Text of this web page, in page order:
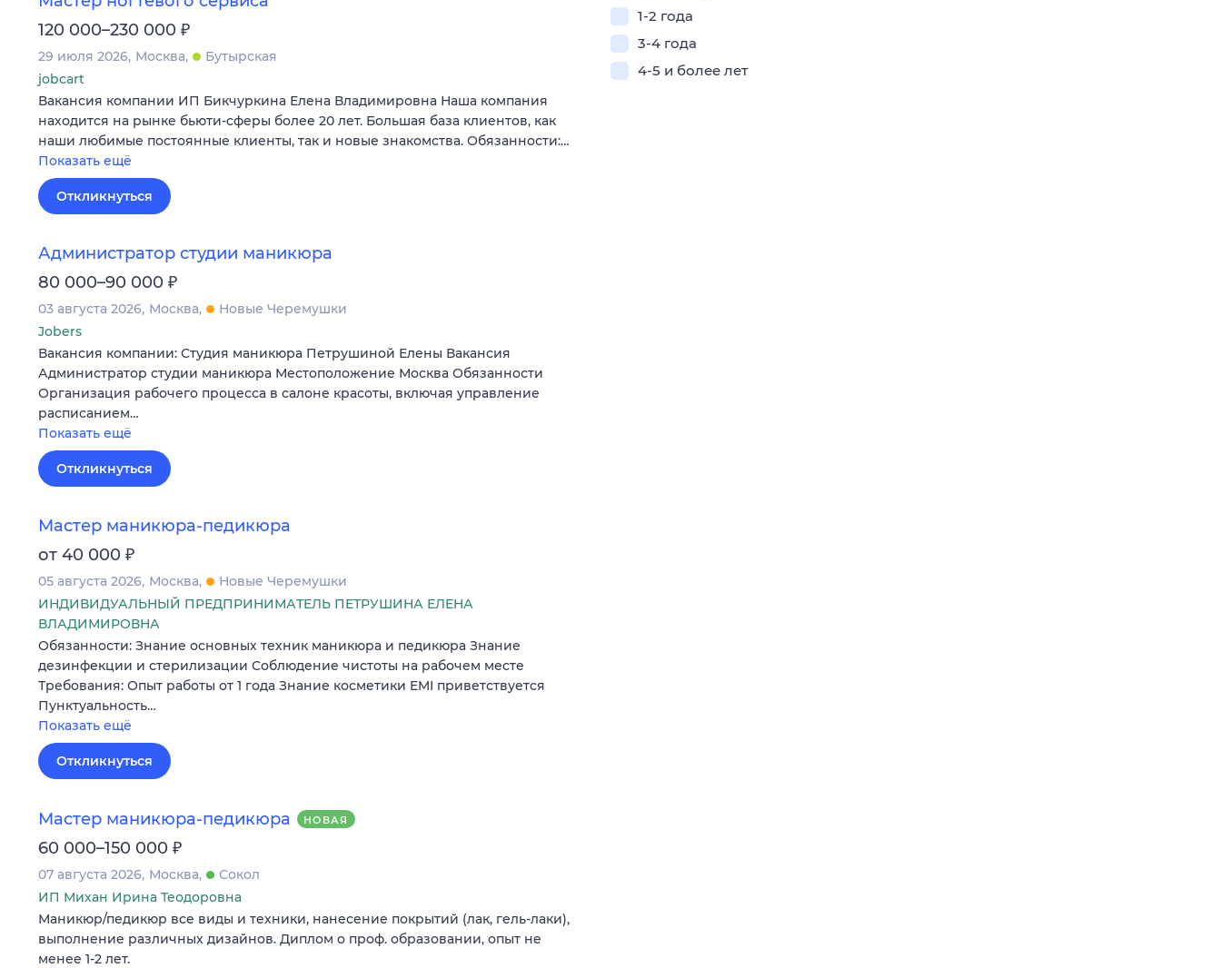
120 000–230 000 ₽
29 июля 2026 Москва
Бутырская
jobcart
Вакансия компании ИП Бикчуркина Елена Владимировна Наша компания
находится на рынке бьюти-сферы более 20 лет. Большая база клиентов, как
наши любимые постоянные клиенты, так и новые знакомства. Обязанности:…
Показать ещё
Откликнуться
Администратор студии маникюра
80 000–90 000 ₽
03 августа 2026 Москва
Новые Черемушки
Jobers
Вакансия компании: Студия маникюра Петрушиной Елены Вакансия
Администратор студии маникюра Местоположение Москва Обязанности
Организация рабочего процесса в салоне красоты, включая управление
расписанием…
Показать ещё
Откликнуться
Мастер маникюра-педикюра
от 40 000 ₽
05 августа 2026 Москва
Новые Черемушки
ИНДИВИДУАЛЬНЫЙ ПРЕДПРИНИМАТЕЛЬ ПЕТРУШИНА ЕЛЕНА
ВЛАДИМИРОВНА
Обязанности: Знание основных техник маникюра и педикюра Знание
дезинфекции и стерилизации Соблюдение чистоты на рабочем месте
Требования: Опыт работы от 1 года Знание косметики EMI приветствуется
Пунктуальность…
Показать ещё
Откликнуться
Мастер маникюра-педикюра НОВАЯ
60 000–150 000 ₽
07 августа 2026 Москва
Сокол
ИП Михан Ирина Теодоровна
Маникюр/педикюр все виды и техники, нанесение покрытий (лак, гель-лаки),
выполнение различных дизайнов. Диплом о проф. образовании, опыт не
менее 1-2 лет.
1-2 года
3-4 года
4-5 и более лет